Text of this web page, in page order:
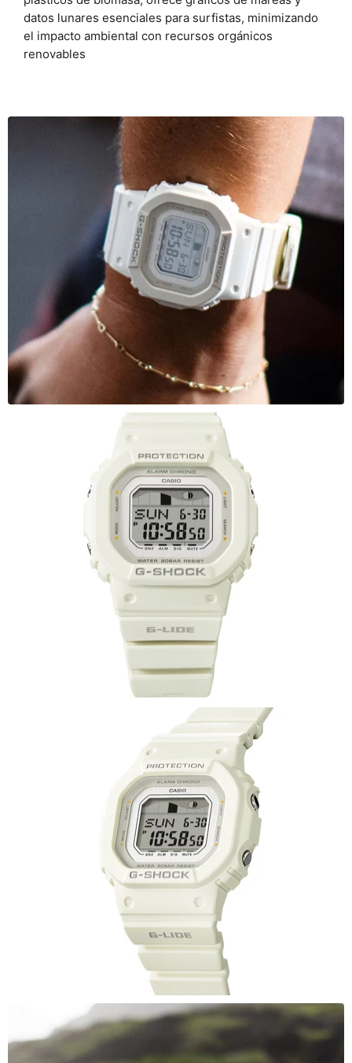
datos lunares esenciales para surfistas, minimizando
el impacto ambiental con recursos orgánicos
renovables